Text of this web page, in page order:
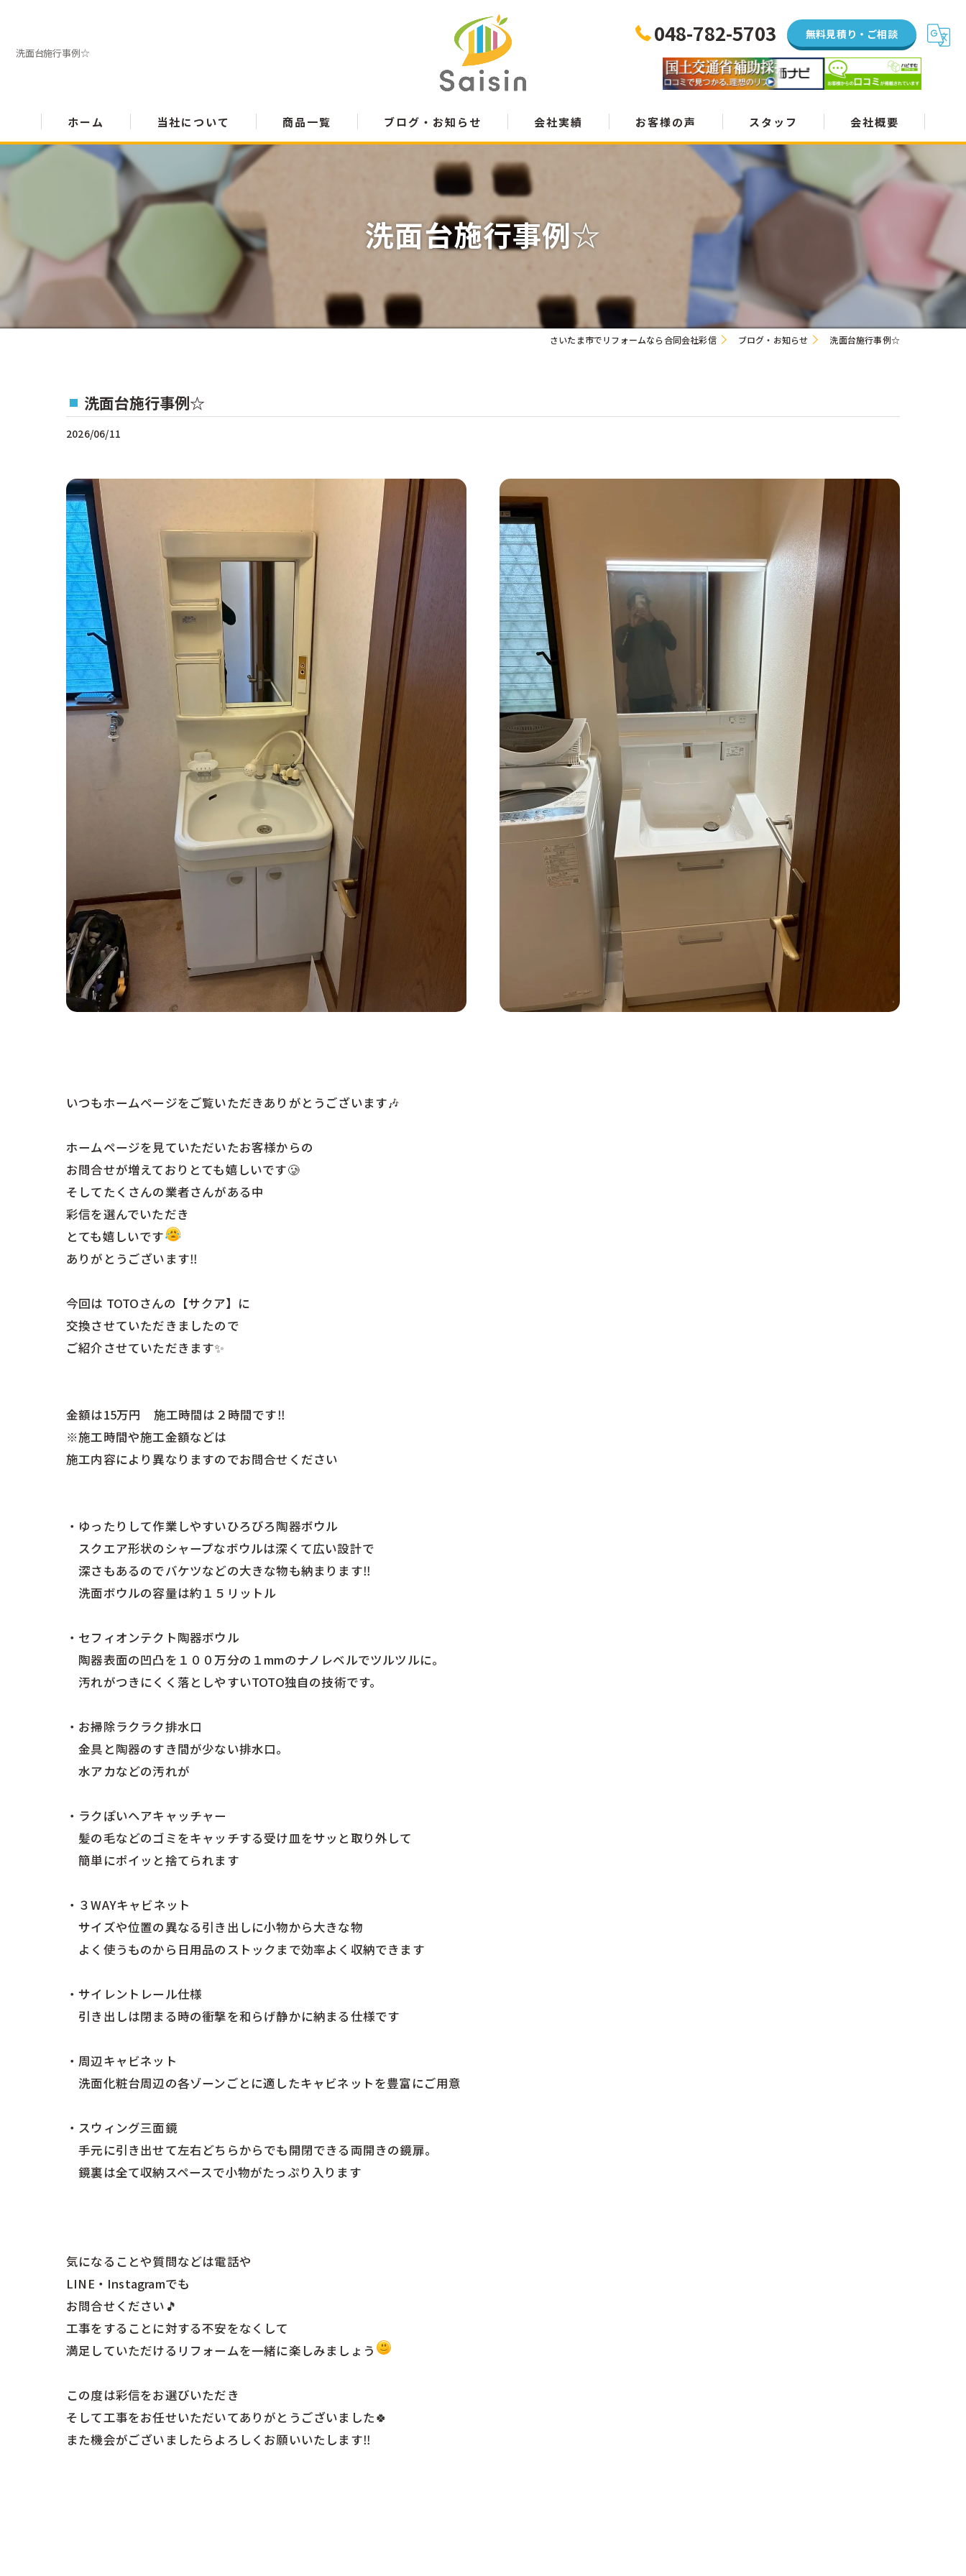
洗面台施行事例☆
048-782-5703 無料見積り・ご相談
ホーム 当社について 商品一覧 ブログ・お知らせ 会社実績 お客様の声 スタッフ 会社概要
洗面台施行事例☆
さいたま市でリフォームなら合同会社彩信 ブログ・お知らせ 洗面台施行事例☆
洗面台施行事例☆
2026/06/11
いつもホームページをご覧いただきありがとうございます🎶
ホームページを見ていただいたお客様からの
お問合せが増えておりとても嬉しいです🥲
そしてたくさんの業者さんがある中
彩信を選んでいただき
とても嬉しいです
ありがとうございます‼︎
今回は TOTOさんの【サクア】に
交換させていただきましたので
ご紹介させていただきます✨
金額は15万円 施工時間は２時間です‼︎
※施工時間や施工金額などは
施工内容により異なりますのでお問合せください
・ゆったりして作業しやすいひろびろ陶器ボウル
スクエア形状のシャープなボウルは深くて広い設計で
深さもあるのでバケツなどの大きな物も納まります‼︎
洗面ボウルの容量は約１５リットル
・セフィオンテクト陶器ボウル
陶器表面の凹凸を１００万分の１mmのナノレベルでツルツルに。
汚れがつきにくく落としやすいTOTO独自の技術です。
・お掃除ラクラク排水口
金具と陶器のすき間が少ない排水口。
水アカなどの汚れが
・ラクぽいヘアキャッチャー
髪の毛などのゴミをキャッチする受け皿をサッと取り外して
簡単にポイッと捨てられます
・３WAYキャビネット
サイズや位置の異なる引き出しに小物から大きな物
よく使うものから日用品のストックまで効率よく収納できます
・サイレントレール仕様
引き出しは閉まる時の衝撃を和らげ静かに納まる仕様です
・周辺キャビネット
洗面化粧台周辺の各ゾーンごとに適したキャビネットを豊富にご用意
・スウィング三面鏡
手元に引き出せて左右どちらからでも開閉できる両開きの鏡扉。
鏡裏は全て収納スペースで小物がたっぷり入ります
気になることや質問などは電話や
LINE・Instagramでも
お問合せください🎵
工事をすることに対する不安をなくして
満足していただけるリフォームを一緒に楽しみましょう
この度は彩信をお選びいただき
そして工事をお任せいただいてありがとうございました🍀
また機会がございましたらよろしくお願いいたします‼︎